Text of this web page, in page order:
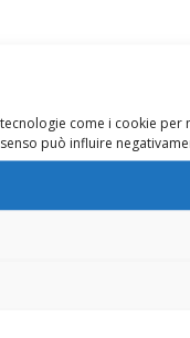
come i cookie
può influire